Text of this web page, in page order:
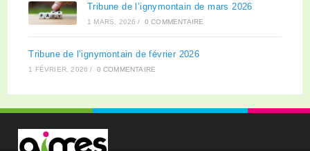
Tribune de l’ignymontain de mars 2026
1 MARS, 2026 / 0 COMMENTAIRE
Tribune de l’ignymontain de février 2026
1 FÉVRIER, 2026 / 0 COMMENTAIRE